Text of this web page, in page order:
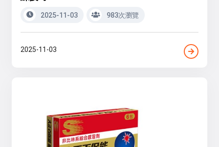
2025-11-03 983次瀏覽
2025-11-03